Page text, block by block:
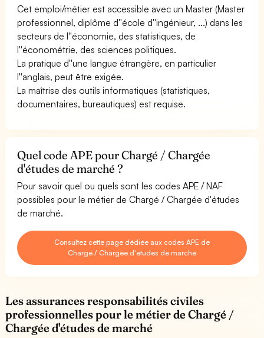
Cet emploi/métier est accessible avec un Master (Master
professionnel, diplôme d''école d''ingénieur, ...) dans les
secteurs de l''économie, des statistiques, de
l''économétrie, des sciences politiques.
La pratique d''une langue étrangère, en particulier
l''anglais, peut être exigée.
La maîtrise des outils informatiques (statistiques,
documentaires, bureautiques) est requise.
Quel code APE pour Chargé / Chargée
d'études de marché ?
Pour savoir quel ou quels sont les codes APE / NAF
possibles pour le métier de Chargé / Chargée d'études
de marché.
Consultez cette page dédiée aux codes APE de
Chargé / Chargée d'études de marché
Les assurances responsabilités civiles
professionnelles pour le métier de Chargé /
Chargée d'études de marché